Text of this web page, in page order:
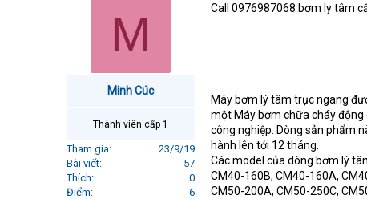
M
Minh Cúc
Thành viên cấp 1
Tham gia
23/9/19
Bài viết
57
Thích
0
Điểm
6
Call 0976987068 bơm ly tâm
Máy bơm lý tâm trục ngang
một Máy bơm chữa cháy động
công nghiệp. Dòng sản phẩm
hành lên tới 12 tháng.
Các model của dòng bơm lý
CM40-160B, CM40-160A,
CM50-200A, CM50-250C,